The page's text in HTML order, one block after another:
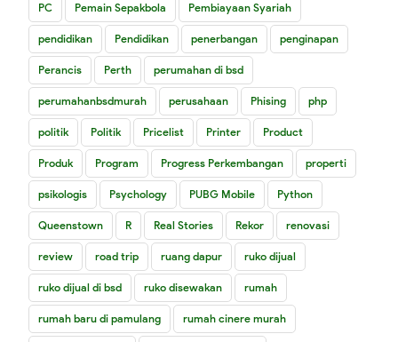
PC Pemain Sepakbola Pembiayaan Syariah
pendidikan Pendidikan penerbangan penginapan
Perancis Perth perumahan di bsd
perumahanbsdmurah perusahaan Phising php
politik Politik Pricelist Printer Product
Produk Program Progress Perkembangan properti
psikologis Psychology PUBG Mobile Python
Queenstown R Real Stories Rekor renovasi
review road trip ruang dapur ruko dijual
ruko dijual di bsd ruko disewakan rumah
rumah baru di pamulang rumah cinere murah